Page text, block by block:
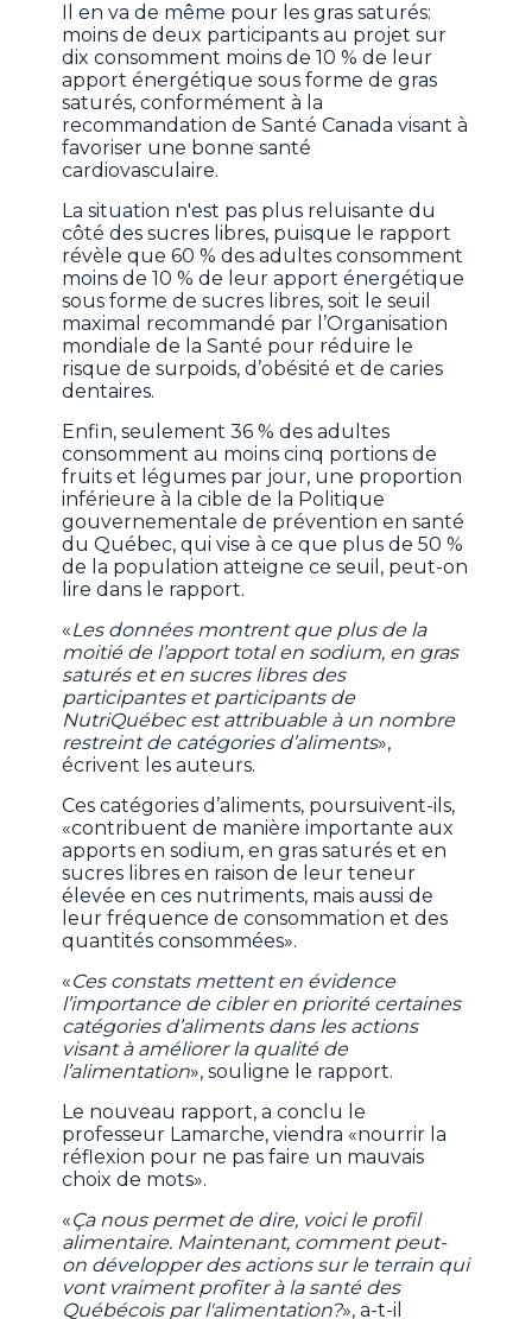
Il en va de même pour les gras saturés:
moins de deux participants au projet sur
dix consomment moins de 10 % de leur
apport énergétique sous forme de gras
saturés, conformément à la
recommandation de Santé Canada visant à
favoriser une bonne santé
cardiovasculaire.
La situation n'est pas plus reluisante du
côté des sucres libres, puisque le rapport
révèle que 60 % des adultes consomment
moins de 10 % de leur apport énergétique
sous forme de sucres libres, soit le seuil
maximal recommandé par l’Organisation
mondiale de la Santé pour réduire le
risque de surpoids, d’obésité et de caries
dentaires.
Enfin, seulement 36 % des adultes
consomment au moins cinq portions de
fruits et légumes par jour, une proportion
inférieure à la cible de la Politique
gouvernementale de prévention en santé
du Québec, qui vise à ce que plus de 50 %
de la population atteigne ce seuil, peut-on
lire dans le rapport.
«Les données montrent que plus de la
moitié de l’apport total en sodium, en gras
saturés et en sucres libres des
participantes et participants de
NutriQuébec est attribuable à un nombre
restreint de catégories d’aliments»,
écrivent les auteurs.
Ces catégories d’aliments, poursuivent-ils,
«contribuent de manière importante aux
apports en sodium, en gras saturés et en
sucres libres en raison de leur teneur
élevée en ces nutriments, mais aussi de
leur fréquence de consommation et des
quantités consommées».
«Ces constats mettent en évidence
l’importance de cibler en priorité certaines
catégories d’aliments dans les actions
visant à améliorer la qualité de
l’alimentation», souligne le rapport.
Le nouveau rapport, a conclu le
professeur Lamarche, viendra «nourrir la
réflexion pour ne pas faire un mauvais
choix de mots».
«Ça nous permet de dire, voici le profil
alimentaire. Maintenant, comment peut-
on développer des actions sur le terrain qui
vont vraiment profiter à la santé des
Québécois par l'alimentation?», a-t-il